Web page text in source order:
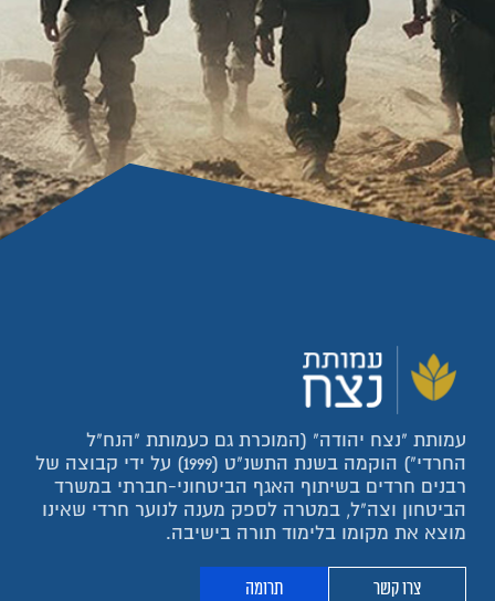
עמותת "נצח יהודה" (המוכרת גם כעמותת "הנח"ל
החרדי") הוקמה בשנת התשנ"ט (1999) על ידי קבוצה של
רבנים חרדים בשיתוף האגף הביטחוני-חברתי במשרד
הביטחון וצה"ל, במטרה לספק מענה לנוער חרדי שאינו
מוצא את מקומו בלימוד תורה בישיבה.
צרו קשר תרומה